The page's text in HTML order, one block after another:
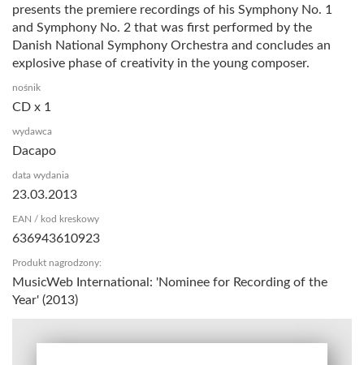
presents the premiere recordings of his Symphony No. 1
and Symphony No. 2 that was first performed by the
Danish National Symphony Orchestra and concludes an
explosive phase of creativity in the young composer.
nośnik
CD x 1
wydawca
Dacapo
data wydania
23.03.2013
EAN / kod kreskowy
636943610923
Produkt nagrodzony:
MusicWeb International: 'Nominee for Recording of the
Year' (2013)